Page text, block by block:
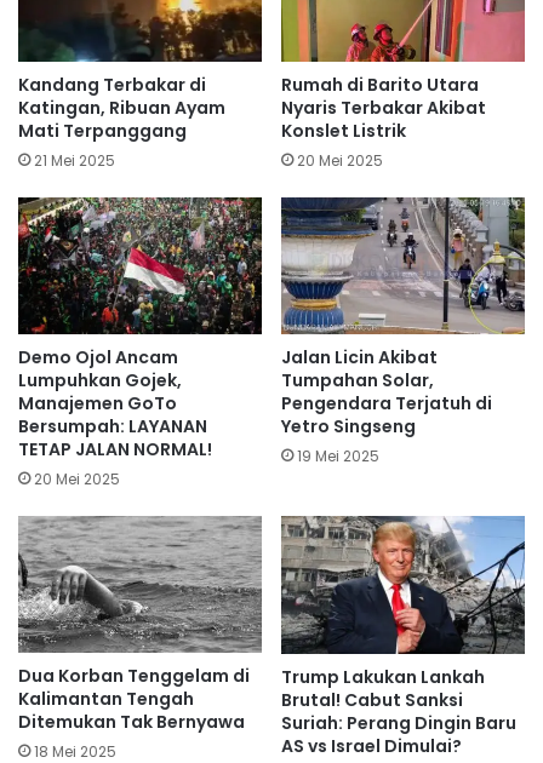
Kandang Terbakar di
Katingan, Ribuan Ayam
Mati Terpanggang
21 Mei 2025
Rumah di Barito Utara
Nyaris Terbakar Akibat
Konslet Listrik
20 Mei 2025
Demo Ojol Ancam
Lumpuhkan Gojek,
Manajemen GoTo
Bersumpah: LAYANAN
TETAP JALAN NORMAL!
20 Mei 2025
Jalan Licin Akibat
Tumpahan Solar,
Pengendara Terjatuh di
Yetro Singseng
19 Mei 2025
Dua Korban Tenggelam di
Kalimantan Tengah
Ditemukan Tak Bernyawa
18 Mei 2025
Trump Lakukan Lankah
Brutal! Cabut Sanksi
Suriah: Perang Dingin Baru
AS vs Israel Dimulai?